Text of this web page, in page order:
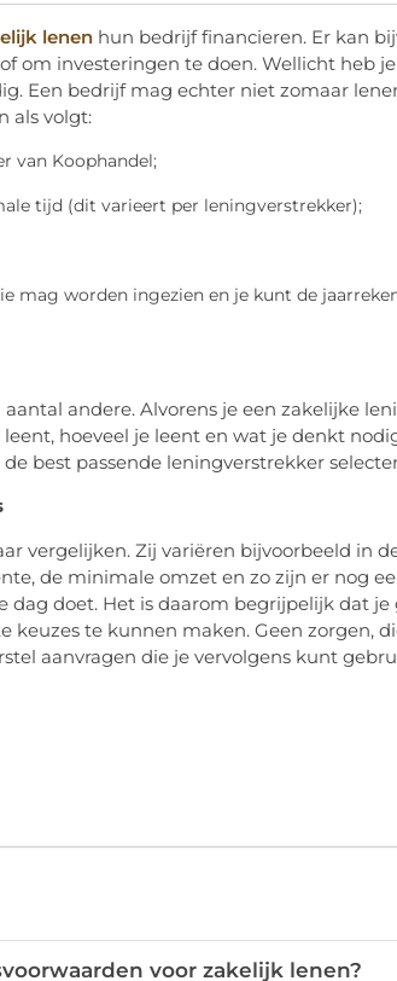
lenen hun bedrijf financieren. Er kan
om investeringen te doen. Wellicht heb
Een bedrijf mag echter niet zomaar
als volgt:
van Koophandel;
tijd (dit varieert per leningverstrekker);
mag worden ingezien en je kunt de
andere. Alvorens je een zakelijke
hoeveel je leent en wat je denkt
best passende leningverstrekker
vergelijken. Zij variëren bijvoorbeeld in
de minimale omzet en zo zijn er nog
dag doet. Het is daarom begrijpelijk dat
te kunnen maken. Geen zorgen,
aanvragen die je vervolgens kunt
voor zakelijk lenen?